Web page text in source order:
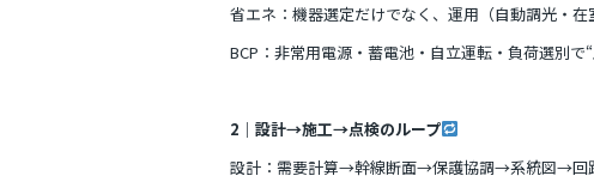
省エネ：機器選定だけでなく、運用（自動調光・在
BCP：非常用電源・蓄電池・自立運転・負荷選別で“
2｜設計→施工→点検のループ
設計：需要計算→幹線断面→保護協調→系統図→回